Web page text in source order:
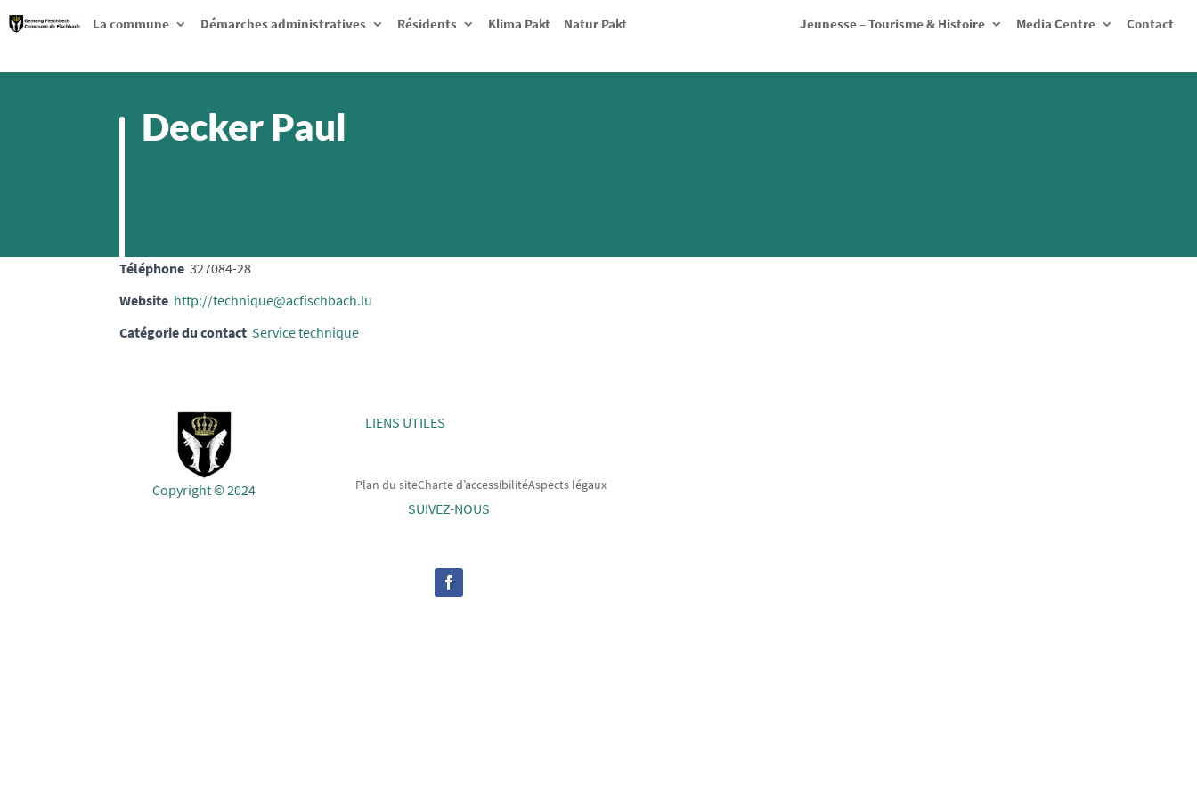
La commune Démarches administratives Résidents Klima Pakt Natur Pakt Jeunesse – Tourisme & Histoire Media Centre Contact
Decker Paul
Téléphone 327084-28
Website http://technique@acfischbach.lu
Catégorie du contact Service technique
Copyright © 2024
LIENS UTILES
Plan du siteCharte d’accessibilitéAspects légaux
SUIVEZ-NOUS